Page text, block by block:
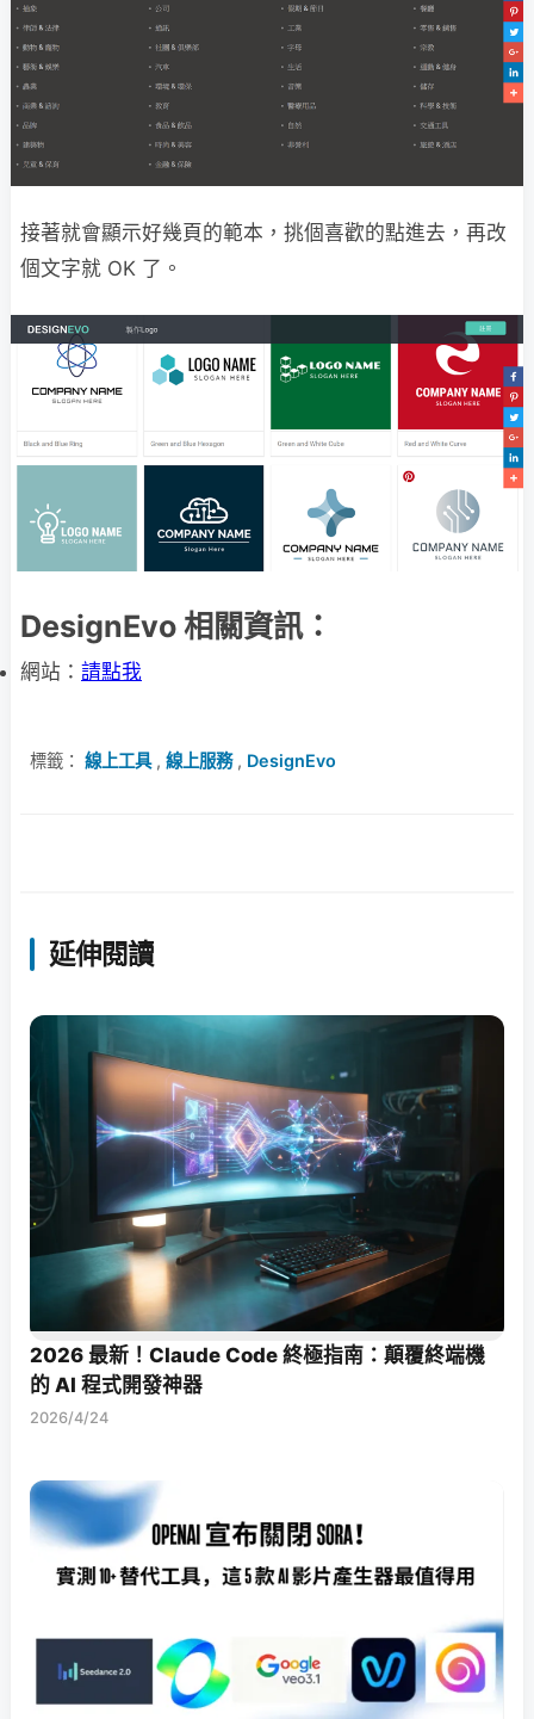
接著就會顯示好幾頁的範本，挑個喜歡的點進去，再改
個文字就 OK 了。
DesignEvo 相關資訊：
網站： 請點我
標籤： 線上工具, 線上服務, DesignEvo
延伸閱讀
2026 最新！Claude Code 終極指南：顛覆終端機
的 AI 程式開發神器
2026/4/24